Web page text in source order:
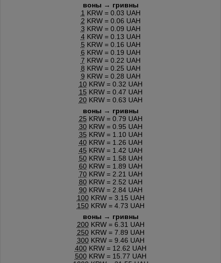
воны → гривны
1 KRW = 0.03 UAH
2 KRW = 0.06 UAH
3 KRW = 0.09 UAH
4KRW = 0.13 UAH
5 KRW = 0.16 UAH
6 KRW = 0.19 UAH
7 KRW = 0.22 UAH
8 KRW = 0.25 UAH
9 KRW = 0.28 UAH
10KRW = 0.32 UAH
15 KRW = 0.47 UAH
20KRW = 0.63 UAH
воны → гривны
25 KRW = 0.79 UAH
30KRW = 0.95 UAH
35 KRW = 1.10 UAH
40KRW = 1.26 UAH
45 KRW = 1.42 UAH
50KRW = 1.58 UAH
60KRW = 1.89 UAH
70KRW = 2.21 UAH
80KRW = 2.52 UAH
90KRW = 2.84 UAH
100KRW = 3.15 UAH
150KRW = 4.73 UAH
воны → гривны
200KRW = 6.31 UAH
250KRW = 7.89 UAH
300KRW = 9.46 UAH
400KRW = 12.62 UAH
500KRW = 15.77 UAH